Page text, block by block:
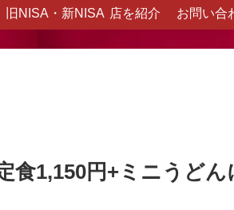
店を紹介
旧NISA・新NISA お問い合
食1,150円+ミニうどん